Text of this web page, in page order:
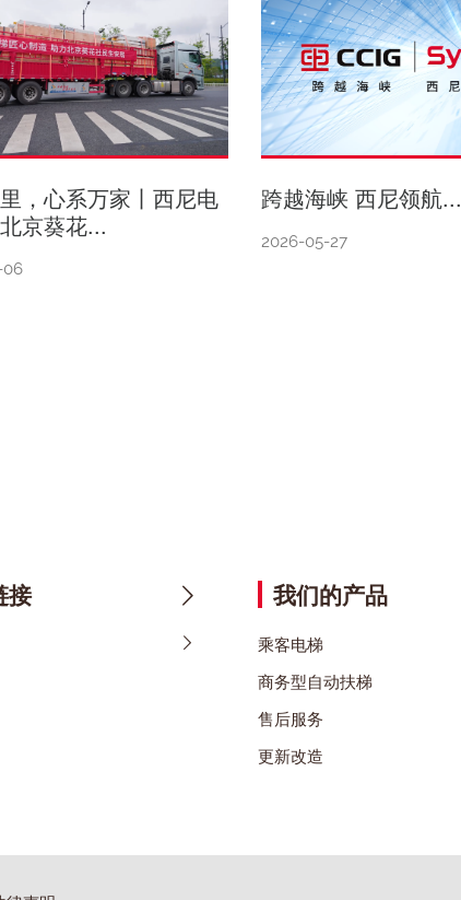
，心系万家丨西尼电
京葵花...
06
跨越海峡 西尼领航...
2026-05-27
接 我们的产品
乘客电梯
商务型自动扶梯
售后服务
更新改造